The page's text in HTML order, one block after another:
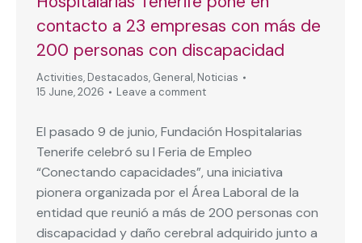
contacto a 23 empresas con más de
200 personas con discapacidad
Activities, Destacados, General, Noticias
15 June, 2026
Leave a comment
El pasado 9 de junio, Fundación Hospitalarias
Tenerife celebró su I Feria de Empleo
“Conectando capacidades”, una iniciativa
pionera organizada por el Área Laboral de la
entidad que reunió a más de 200 personas con
discapacidad y daño cerebral adquirido junto a